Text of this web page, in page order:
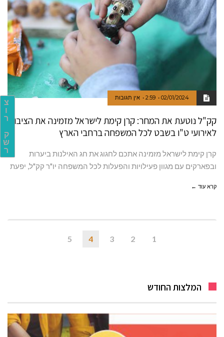
צ
ו
ר
ק
ש
ר
02/01/2024
2:59 אין תגובות
קק"ל נוטעת את המחר: קרן קימת לישראל מזמינה את הציבור
לאירועי ט"ו בשבט לכל המשפחה ברחבי הארץ
קרן קימת לישראל מזמינה אתכם לחגוג את חג האילנות ביערות
ובפארקים עם מגוון פעילויות והפעלות לכל המשפחה יו"ר קק"ל, יפעת
קרא עוד ←
1
2
3
4
5
המלצות החודש